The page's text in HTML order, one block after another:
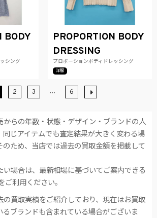
BODY
シング
PROPORTION BODY
DRESSING
プロポーションボディドレッシング
洋服
2 3 … 6
らの年数・状態・デザイン・ブランドの人
同じアイテムでも査定結果が大きく変わる場
のため、当店では過去の買取金額を掲載して
い場合は、最新相場に基づいてご案内できる
ご利用ください。
買取実績をご紹介しており、現在はお買取
るブランドも含まれている場合がございま